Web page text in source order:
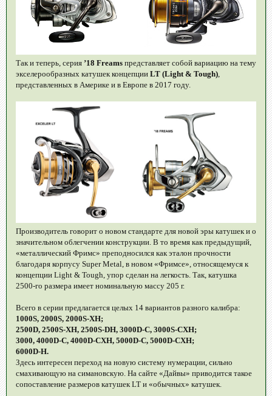
Так и теперь, серия ’18 Freams представляет собой вариацию на тему
экселерообразных катушек концепции LT (Light & Tough),
представленных в Америке и в Европе в 2017 году.
Производитель говорит о новом стандарте для новой эры катушек и о
значительном облегчении конструкции. В то время как предыдущий,
«металлический Фримс» преподносился как эталон прочности
благодаря корпусу Super Metal, в новом «Фримсе», относящемуся к
концепции Light & Tough, упор сделан на легкость. Так, катушка
2500-го размера имеет номинальную массу 205 г.
Всего в серии предлагается целых 14 вариантов разного калибра:
1000S, 2000S, 2000S-XH;
2500D, 2500S-XH, 2500S-DH, 3000D-C, 3000S-CXH;
3000, 4000D-C, 4000D-CXH, 5000D-C, 5000D-CXH;
6000D-H.
Здесь интересен переход на новую систему нумерации, сильно
смахивающую на симановскую. На сайте «Дайвы» приводится такое
сопоставление размеров катушек LT и «обычных» катушек.